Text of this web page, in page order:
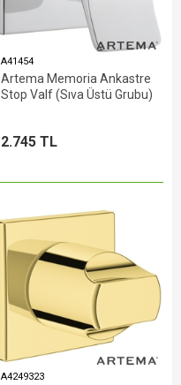
A41454
Artema Memoria Ankastre
Stop Valf (Sıva Üstü Grubu)
2.745 TL
A4249323